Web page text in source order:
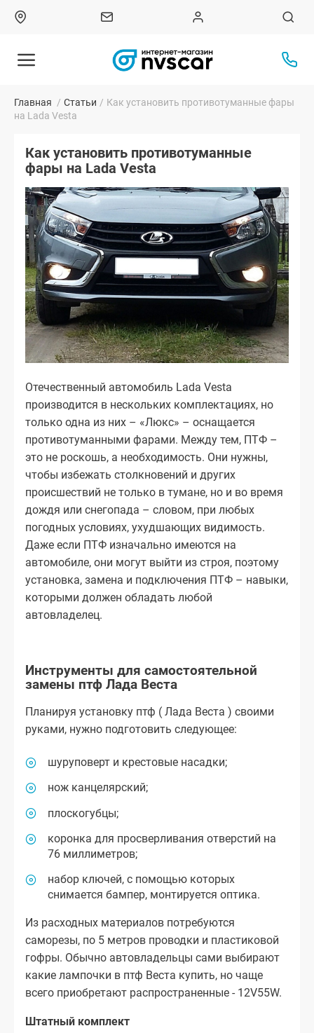
Главная / Статьи / Как установить противотуманные фары
на Lada Vesta
Как установить противотуманные
фары на Lada Vesta
Отечественный автомобиль Lada Vesta
производится в нескольких комплектациях, но
только одна из них – «Люкс» – оснащается
противотуманными фарами. Между тем, ПТФ –
это не роскошь, а необходимость. Они нужны,
чтобы избежать столкновений и других
происшествий не только в тумане, но и во время
дождя или снегопада – словом, при любых
погодных условиях, ухудшающих видимость.
Даже если ПТФ изначально имеются на
автомобиле, они могут выйти из строя, поэтому
установка, замена и подключения ПТФ – навыки,
которыми должен обладать любой
автовладелец.
Инструменты для самостоятельной
замены птф Лада Веста
Планируя установку птф ( Лада Веста ) своими
руками, нужно подготовить следующее:
шуруповерт и крестовые насадки;
нож канцелярский;
плоскогубцы;
коронка для просверливания отверстий на
76 миллиметров;
набор ключей, с помощью которых
снимается бампер, монтируется оптика.
Из расходных материалов потребуются
саморезы, по 5 метров проводки и пластиковой
гофры. Обычно автовладельцы сами выбирают
какие лампочки в птф Веста купить, но чаще
всего приобретают распространенные - 12V55W.
Штатный комплект